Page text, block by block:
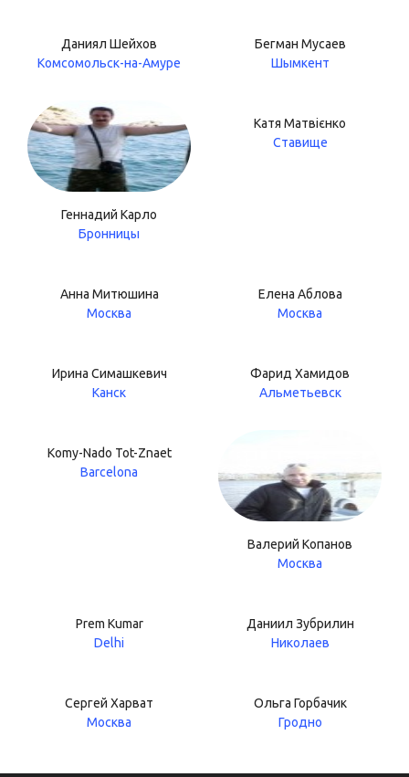
Даниял Шейхов
Комсомольск-на-Амуре
Бегман Мусаев
Шымкент
Геннадий Карло
Бронницы
Катя Матвієнко
Ставище
Анна Митюшина
Москва
Елена Аблова
Москва
Ирина Симашкевич
Канск
Фарид Хамидов
Альметьевск
Komy-Nado Tot-Znaet
Barcelona
Валерий Копанов
Москва
Prem Kumar
Delhi
Даниил Зубрилин
Николаев
Сергей Харват
Москва
Ольга Горбачик
Гродно